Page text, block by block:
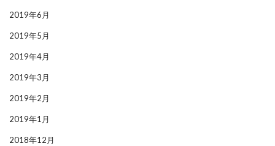
2019年6月
2019年5月
2019年4月
2019年3月
2019年2月
2019年1月
2018年12月